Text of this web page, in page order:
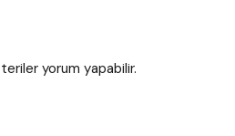
yorum yapabilir.